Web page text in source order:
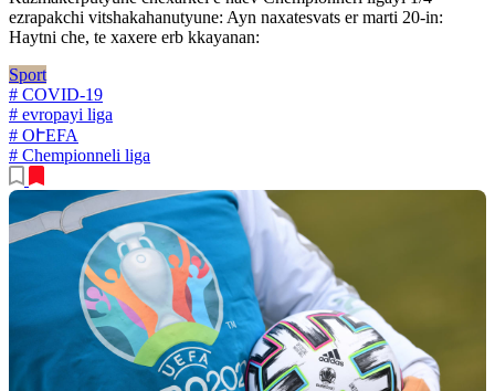
ezrapakchi vitshakahanutyune: Ayn naxatesvats er marti 20-in:
Haytni che, te xaxere erb kkayanan:
Sport
# COVID-19
# evropayi liga
# OՒEFA
# Chempionneli liga